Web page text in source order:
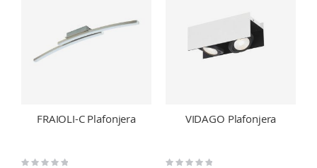
FRAIOLI-C Plafonjera
Rating:
VIDAGO Plafonjera
Rating: